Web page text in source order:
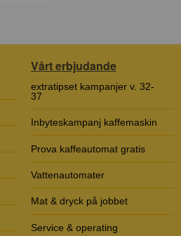
Vårt erbjudande
extratipset kampanjer v. 32-
37
Inbyteskampanj kaffemaskin
Prova kaffeautomat gratis
Vattenautomater
Mat & dryck på jobbet
Service & operating